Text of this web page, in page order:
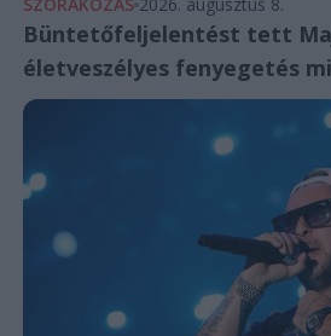
Büntetőfeljelentést tett
életveszélyes fenyegetés